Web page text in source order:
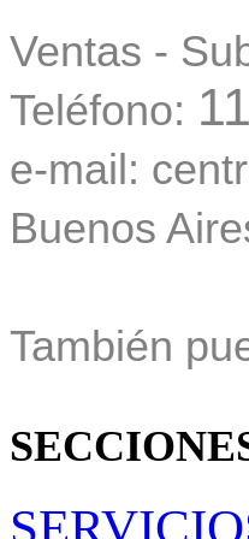
Ventas -
Teléfono:
e-mail:
Buenos
También